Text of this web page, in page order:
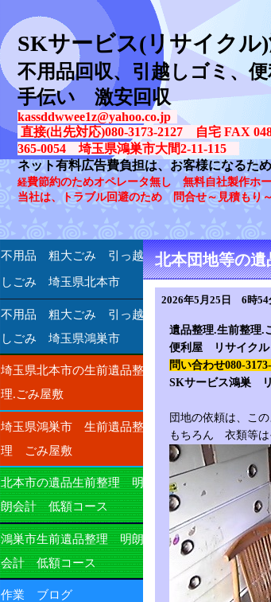
SKサービス(リサイクル
不用品回収、引越しゴミ、
手伝い 激安回収
kassddwwee1z@yahoo.co.jp
直接(出先対応)080-3173-2127 自宅 FAX
365-0054 埼玉県鴻巣市大間2-11-115
ネット有料広告費負担は、お客様になる
経費節約のためオペレータ無し 無料自社製作ホ
当社は、トラブル回避のため 問合せ～見積もり
北本団地等の
2026年5月25日 6時54
遺品整理.生前整理.
便利屋
リサイク
問い合わせ080-
SKサービス鴻巣
団地の依頼は、こ
もちろん 衣類等は
不用品 粗大ごみ 引っ越
しごみ 埼玉県北本市
不用品 粗大ごみ 引っ越
しごみ 埼玉県鴻巣市
埼玉県北本市の生前遺品整
理.ごみ屋敷
埼玉県鴻巣市 生前遺品整
理 ごみ屋敷
北本市の遺品生前整理 明
朗会計 低額コース
鴻巣市生前遺品整理 明朗
会計 低額コース
作業 ブログ